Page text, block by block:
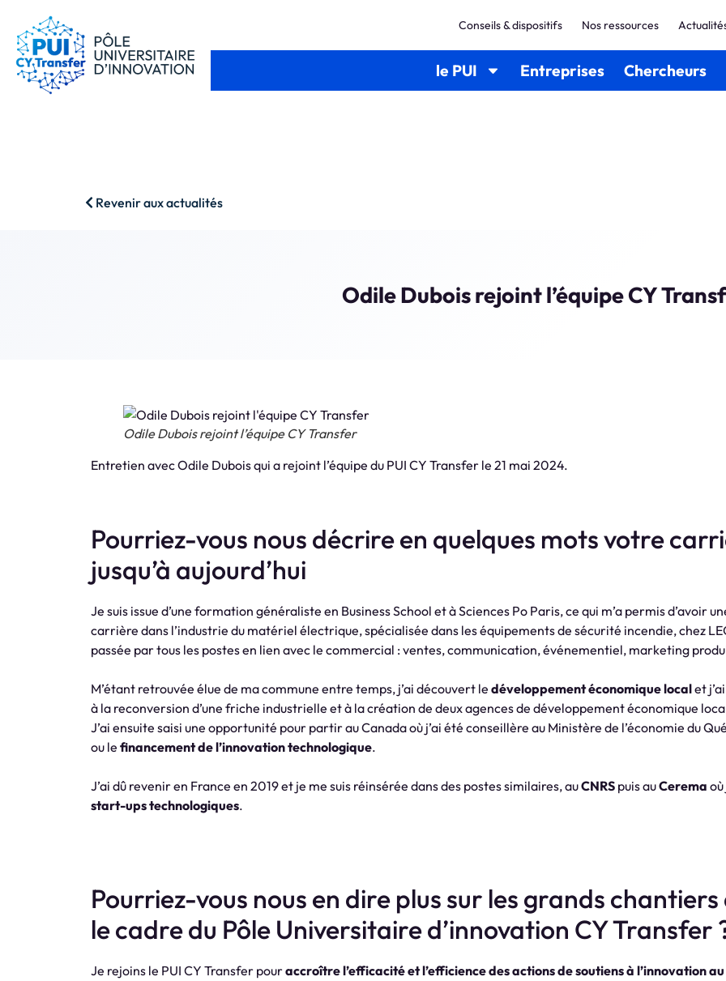
le PUI Entreprises Chercheurs
Conseils & dispositifs Nos ressources
Revenir aux actualités
Odile Dubois rejoint l’équipe CY
Odile Dubois rejoint l’équipe CY Transfer
Entretien avec Odile Dubois qui a rejoint l’équipe du PUI CY Transfer le 21 mai 2024.
Pourriez-vous nous décrire en quelques mots votre
jusqu’à aujourd’hui
Je suis issue d’une formation généraliste en Business School et à Sciences Po Paris, ce qui m’a permis d’avoir
carrière dans l’industrie du matériel électrique, spécialisée dans les équipements de sécurité incendie, chez
passée par tous les postes en lien avec le commercial : ventes, communication, événementiel, marketing
M’étant retrouvée élue de ma commune entre temps, j’ai découvert le développement économique localet
à la reconversion d’une friche industrielle et à la création de deux agences de développement économique
J’ai ensuite saisi une opportunité pour partir au Canada où j’ai été conseillère au Ministère de l’économie du
ou le financement de l’innovation technologique.
J’ai dû revenir en France en 2019 et je me suis réinsérée dans des postes similaires, auCNRS puis auCerema
start-ups technologiques.
Pourriez-vous nous en dire plus sur les grands
le cadre du Pôle Universitaire d’innovation CY Transfer
Je rejoins le PUI CY Transfer pouraccroître l’efficacité et l’efficience des actions de soutiens à l’innovation